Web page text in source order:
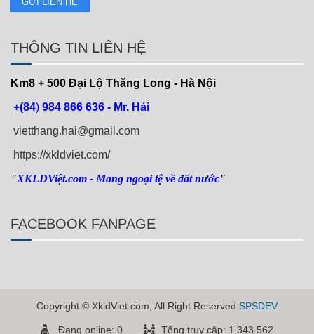
THÔNG TIN LIÊN HỆ
Km8 + 500 Đại Lộ Thăng Long - Hà Nội
+(84) 984 866 636 - Mr. Hải
vietthang.hai@gmail.com
https://xkldviet.com/
"XKLDViệt.com - Mang ngoại tệ về đất nước"
FACEBOOK FANPAGE
Copyright © XkldViet.com, All Right Reserved SPSDEV
Đang online: 0 Tổng truy cập: 1.343.562